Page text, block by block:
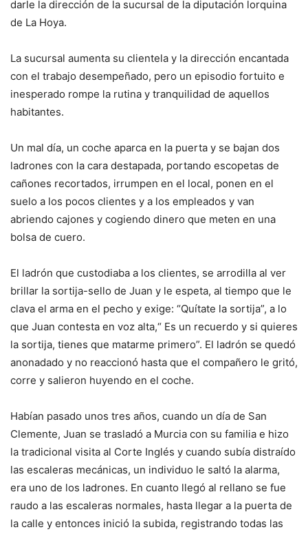
darle la dirección de la sucursal de la diputación lorquina
de La Hoya.
La sucursal aumenta su clientela y la dirección encantada
con el trabajo desempeñado, pero un episodio fortuito e
inesperado rompe la rutina y tranquilidad de aquellos
habitantes.
Un mal día, un coche aparca en la puerta y se bajan dos
ladrones con la cara destapada, portando escopetas de
cañones recortados, irrumpen en el local, ponen en el
suelo a los pocos clientes y a los empleados y van
abriendo cajones y cogiendo dinero que meten en una
bolsa de cuero.
El ladrón que custodiaba a los clientes, se arrodilla al ver
brillar la sortija-sello de Juan y le espeta, al tiempo que le
clava el arma en el pecho y exige: “Quítate la sortija”, a lo
que Juan contesta en voz alta,“ Es un recuerdo y si quieres
la sortija, tienes que matarme primero”. El ladrón se quedó
anonadado y no reaccionó hasta que el compañero le gritó,
corre y salieron huyendo en el coche.
Habían pasado unos tres años, cuando un día de San
Clemente, Juan se trasladó a Murcia con su familia e hizo
la tradicional visita al Corte Inglés y cuando subía distraído
las escaleras mecánicas, un individuo le saltó la alarma,
era uno de los ladrones. En cuanto llegó al rellano se fue
raudo a las escaleras normales, hasta llegar a la puerta de
la calle y entonces inició la subida, registrando todas las